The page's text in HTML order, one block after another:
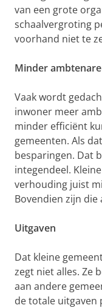
van een grote
schaalvergroting
voorhand niet te
Minder
Vaak wordt
inwoner meer
minder efficiënt
gemeenten. Als
besparingen. Dat
integendeel.
verhouding juist
Bovendien zijn
Uitgaven
Dat kleine
zegt niet alles. Ze
aan andere
de totale uitgaven